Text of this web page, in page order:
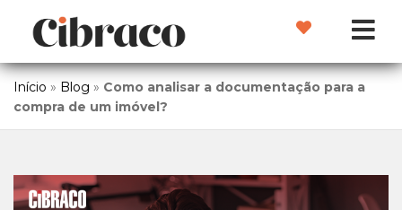
Início » Blog » Como analisar a documentação para a
compra de um imóvel?